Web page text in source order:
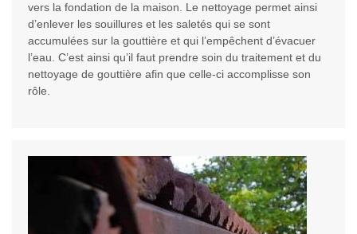
vers la fondation de la maison. Le nettoyage permet ainsi
d’enlever les souillures et les saletés qui se sont
accumulées sur la gouttière et qui l’empêchent d’évacuer
l’eau. C’est ainsi qu’il faut prendre soin du traitement et du
nettoyage de gouttière afin que celle-ci accomplisse son
rôle.